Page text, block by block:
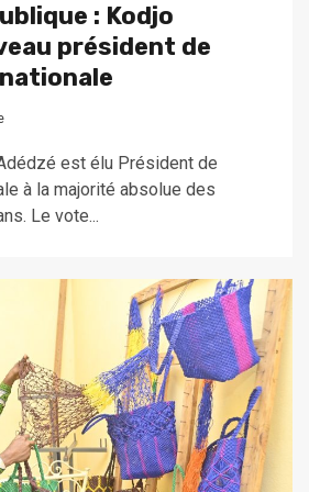
: Kodjo
président de
est élu Président de
à la majorité absolue des
Le vote...